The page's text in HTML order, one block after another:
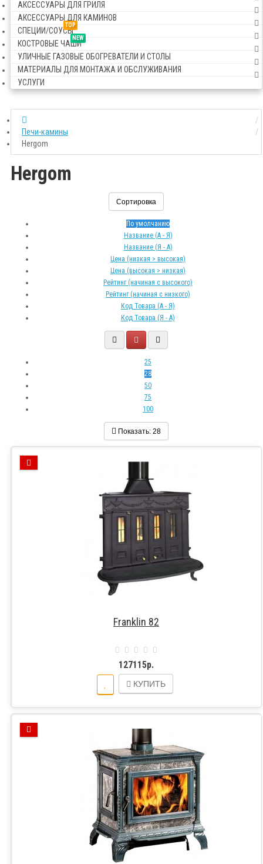
АКСЕССУАРЫ ДЛЯ ГРИЛЯ
АКСЕССУАРЫ ДЛЯ КАМИНОВ
TOP
СПЕЦИИ/СОУСЫ
NEW
КОСТРОВЫЕ ЧАШИ
УЛИЧНЫЕ ГАЗОВЫЕ ОБОГРЕВАТЕЛИ И СТОЛЫ
МАТЕРИАЛЫ ДЛЯ МОНТАЖА И ОБСЛУЖИВАНИЯ
УСЛУГИ
Печи-камины
Hergom
Hergom
Сортировка
По умолчанию
Название (А - Я)
Название (Я - А)
Цена (низкая > высокая)
Цена (высокая > низкая)
Рейтинг (начиная с высокого)
Рейтинг (начиная с низкого)
Код Товара (А - Я)
Код Товара (Я - А)
25
28
50
75
100
Показать: 28
Franklin 82
127115р.
КУПИТЬ